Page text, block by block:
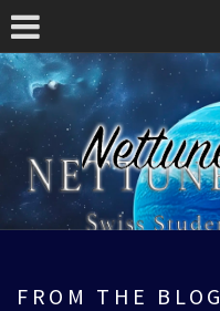
FROM THE BLOG